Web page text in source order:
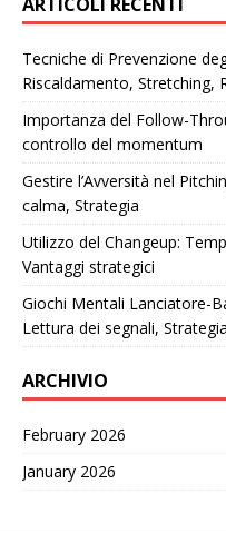
Tecniche di Prevenzione
Riscaldamento, Stretching,
Importanza del Follow-
controllo del momentum
Gestire l’Avversità nel
calma, Strategia
Utilizzo del Changeup:
Vantaggi strategici
Giochi Mentali Lanciatore-
Lettura dei segnali, Strategia
ARCHIVIO
February 2026
January 2026